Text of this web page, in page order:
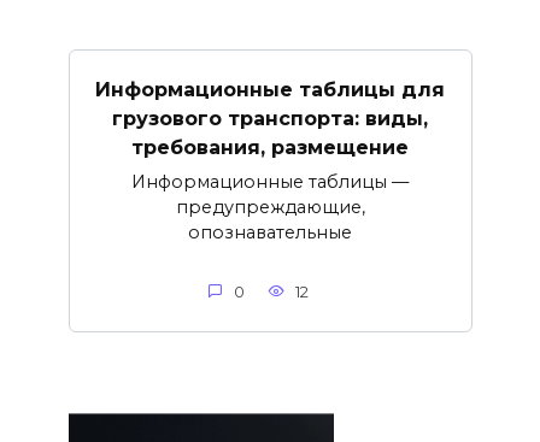
Информационные таблицы для
грузового транспорта: виды,
требования, размещение
Информационные таблицы —
предупреждающие,
опознавательные
0 12